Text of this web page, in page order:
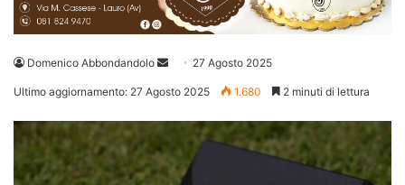
Domenico Abbondandolo
Invia 27 Agosto 2025
Ultimo aggiornamento: 27 Agosto 2025 1.680 2 minuti di lettura